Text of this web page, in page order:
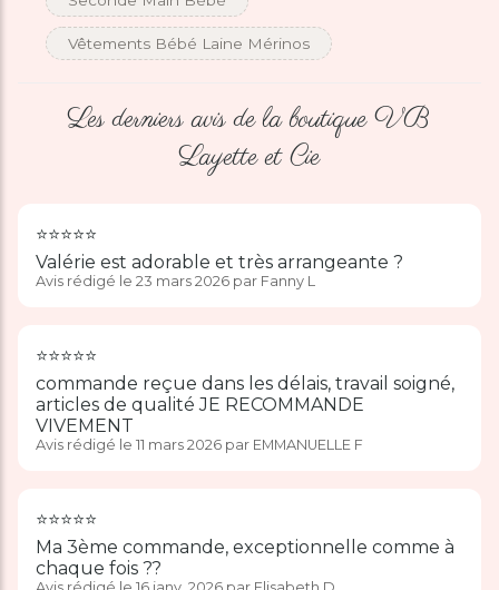
Vêtements Bébé Laine Mérinos
Les derniers avis de la boutique VB
Layette et Cie
⭐️⭐️⭐️⭐️⭐️
Valérie est adorable et très arrangeante ?
Avis rédigé le 23 mars 2026 par Fanny L
⭐️⭐️⭐️⭐️⭐️
commande reçue dans les délais, travail soigné,
articles de qualité JE RECOMMANDE
VIVEMENT
Avis rédigé le 11 mars 2026 par EMMANUELLE F
⭐️⭐️⭐️⭐️⭐️
Ma 3ème commande, exceptionnelle comme à
chaque fois ??